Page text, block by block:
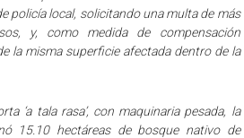
policía local, solicitando una multa de más
y, como medida de compensación
la misma superficie afectada dentro de la
‘a tala rasa’, con maquinaria pesada, la
15.10 hectáreas de bosque nativo de